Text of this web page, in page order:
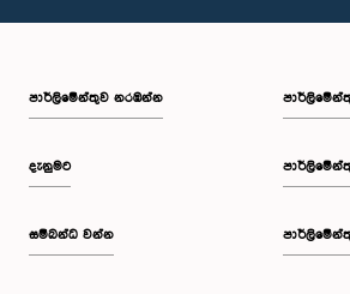
පාර්ලි‌මේන්තුව නරඹන්න
දැනුමට
සම්බන්ධ වන්න